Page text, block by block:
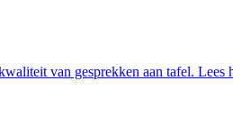
van gesprekken aan tafel. Lees